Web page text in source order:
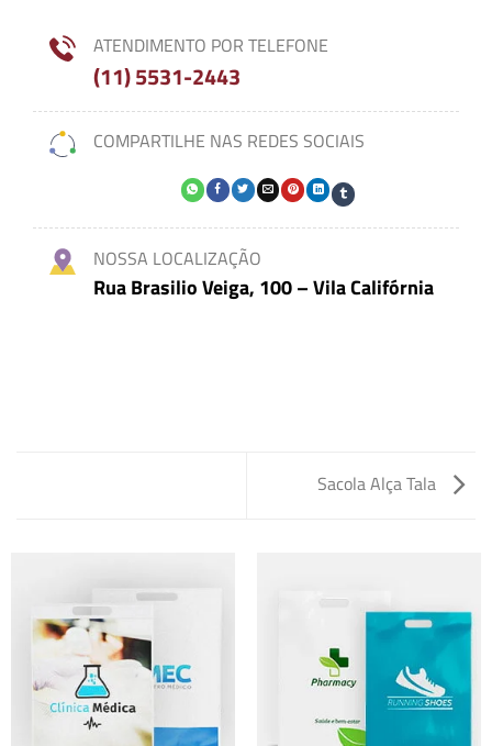
ATENDIMENTO POR TELEFONE
(11) 5531-2443
COMPARTILHE NAS REDES SOCIAIS
NOSSA LOCALIZAÇÃO
Rua Brasilio Veiga, 100 – Vila Califórnia
Sacola Alça Tala